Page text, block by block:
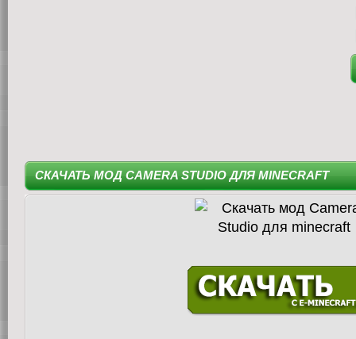
СКАЧАТЬ МОД CAMERA STUDIO ДЛЯ MINECRAFT